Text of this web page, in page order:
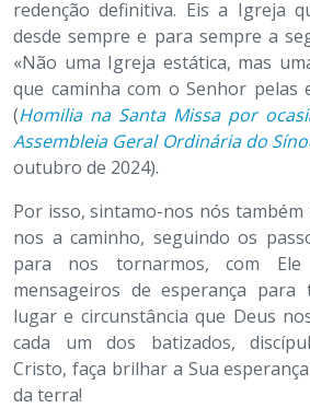
redenção definitiva. Eis a Igreja
desde sempre e para sempre a
«Não uma Igreja estática, mas
que caminha com o Senhor pelas
(Homilia na Santa Missa por
Assembleia Geral Ordinária do
outubro de 2024).
Por isso, sintamo-nos nós
nos a caminho, seguindo os
para nos tornarmos, com
mensageiros de esperança para
lugar e circunstância que Deus
cada um dos batizados,
Cristo, faça brilhar a Sua
da terra!